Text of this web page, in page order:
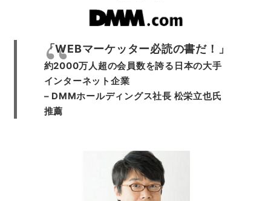
「WEBマーケッター必読の書だ！」
約2000万人超の会員数を誇る日本の大手
インターネット企業
– DMMホールディングス社長 松栄立也氏
推薦